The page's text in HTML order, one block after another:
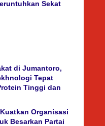
Sekat
di Jumantoro,
Tepat
Tinggi dan
Organisasi
Besarkan Partai